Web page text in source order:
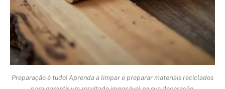
Preparação é tudo! Aprenda a limpar e preparar materiais reciclados